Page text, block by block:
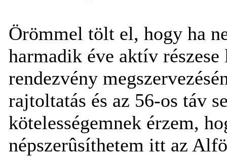
Örömmel tölt el, hogy ha
harmadik éve aktív
rendezvény
rajtoltatás és az 56-os táv
kötelességemnek érzem,
népszerûsíthetem itt az